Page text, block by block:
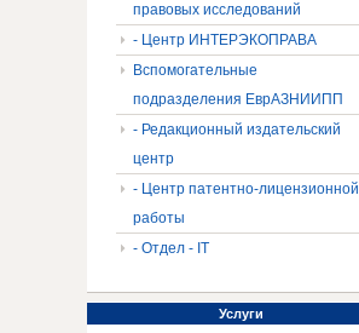
правовых исследований
- Центр ИНТЕРЭКОПРАВА
Вспомогательные
подразделения ЕврАЗНИИПП
- Редакционный издательский
центр
- Центр патентно-лицензионной
работы
- Отдел - IT
Услуги